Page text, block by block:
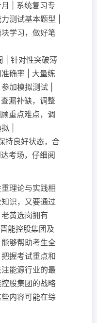
月 | 系统复习专
测试基本题型 |
学习，做好笔
| 针对性突破薄
确率 | 大量练
加模拟测试 |
漏补缺，调整
重点难点，调
|
持良好状态，合
考场，仔细阅
理论与实践相
识，又要通过
黄选岗拥有
能控股集团及
够帮助考生全
握考试重点和
能源行业的最
股集团的战略
内容可能在综